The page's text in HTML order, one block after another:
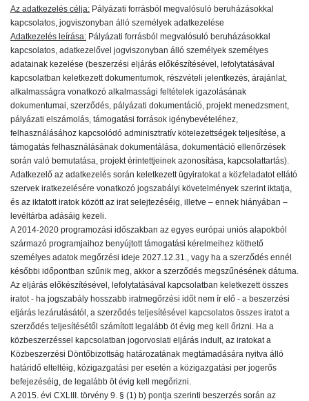
Az adatkezelés célja: Pályázati forrásból megvalósuló beruházásokkal
kapcsolatos, jogviszonyban álló személyek adatkezelése
Adatkezelés leírása: Pályázati forrásból megvalósuló beruházásokkal
kapcsolatos, adatkezelővel jogviszonyban álló személyek személyes
adatainak kezelése (beszerzési eljárás előkészítésével, lefolytatásával
kapcsolatban keletkezett dokumentumok, részvételi jelentkezés, árajánlat,
alkalmasságra vonatkozó alkalmassági feltételek igazolásának
dokumentumai, szerződés, pályázati dokumentáció, projekt menedzsment,
pályázati elszámolás, támogatási források igénybevételéhez,
felhasználásához kapcsolódó adminisztratív kötelezettségek teljesítése, a
támogatás felhasználásának dokumentálása, dokumentáció ellenőrzések
során való bemutatása, projekt érintettjeinek azonosítása, kapcsolattartás).
Adatkezelő az adatkezelés során keletkezett ügyiratokat a közfeladatot ellátó
szervek iratkezelésére vonatkozó jogszabályi követelmények szerint iktatja,
és az iktatott iratok között az irat selejtezéséig, illetve – ennek hiányában –
levéltárba adásáig kezeli.
A 2014-2020 programozási időszakban az egyes európai uniós alapokból
származó programjaihoz benyújtott támogatási kérelmeihez köthető
személyes adatok megőrzési ideje 2027.12.31., vagy ha a szerződés ennél
későbbi időpontban szűnik meg, akkor a szerződés megszűnésének dátuma.
Az eljárás előkészítésével, lefolytatásával kapcsolatban keletkezett összes
iratot - ha jogszabály hosszabb iratmegőrzési időt nem ír elő - a beszerzési
eljárás lezárulásától, a szerződés teljesítésével kapcsolatos összes iratot a
szerződés teljesítésétől számított legalább öt évig meg kell őrizni. Ha a
közbeszerzéssel kapcsolatban jogorvoslati eljárás indult, az iratokat a
Közbeszerzési Döntőbizottság határozatának megtámadására nyitva álló
határidő elteltéig, közigazgatási per esetén a közigazgatási per jogerős
befejezéséig, de legalább öt évig kell megőrizni.
A 2015. évi CXLIII. törvény 9. § (1) b) pontja szerinti beszerzés során az